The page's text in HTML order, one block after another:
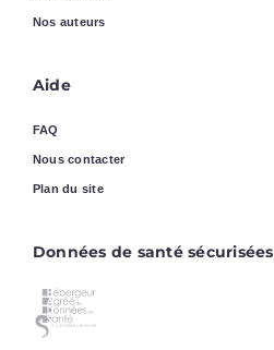
Nos auteurs
Aide
FAQ
Nous contacter
Plan du site
Données de santé sécurisées